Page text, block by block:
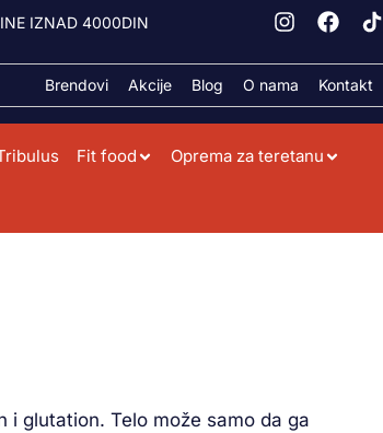
IZNAD 4000DIN
Brendovi Akcije Blog O nama Kontakt
Fit food Oprema za teretanu
i glutation. Telo može samo da ga